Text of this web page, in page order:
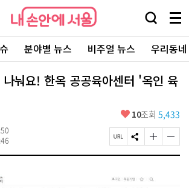
내
손
에
울
검
창
열
기
메
뉴
전
체
보
기
분야별 뉴스 비주얼 뉴스 우리동
눠요! 한옥 공공육아센터 '옥인 육
좋
요
10조회 5,433
페
이
R
S
N
유
글
자
크
글
자